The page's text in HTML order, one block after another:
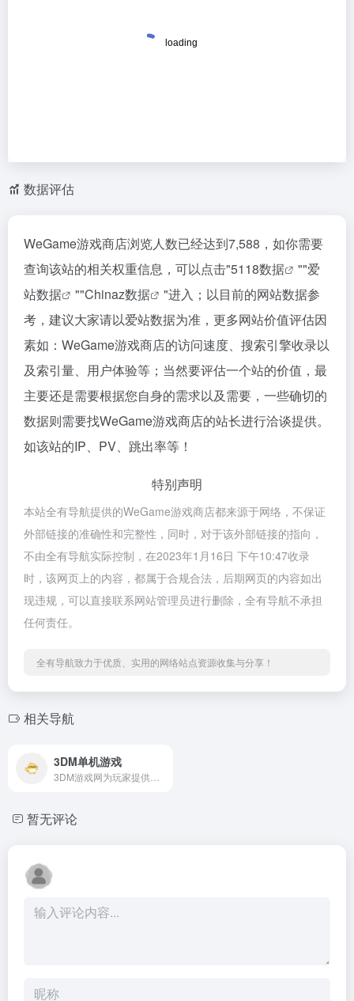
数据评估
WeGame游戏商店浏览人数已经达到7,588，如你需要
查询该站的相关权重信息，可以点击"5118数据 ""爱
站数据
""Chinaz数据
"进入；以目前的网站数据参
考，建议大家请以爱站数据为准，更多网站价值评估因
素如：WeGame游戏商店的访问速度、搜索引擎收录以
及索引量、用户体验等；当然要评估一个站的价值，最
主要还是需要根据您自身的需求以及需要，一些确切的
数据则需要找WeGame游戏商店的站长进行洽谈提供。
如该站的IP、PV、跳出率等！
特别声明
本站全有导航提供的WeGame游戏商店都来源于网络，不保证
外部链接的准确性和完整性，同时，对于该外部链接的指向，
不由全有导航实际控制，在2023年1月16日 下午10:47收录
时，该网页上的内容，都属于合规合法，后期网页的内容如出
现违规，可以直接联系网站管理员进行删除，全有导航不承担
任何责任。
全有导航致力于优质、实用的网络站点资源收集与分享！
相关导航
3DM单机游戏
暂无评论